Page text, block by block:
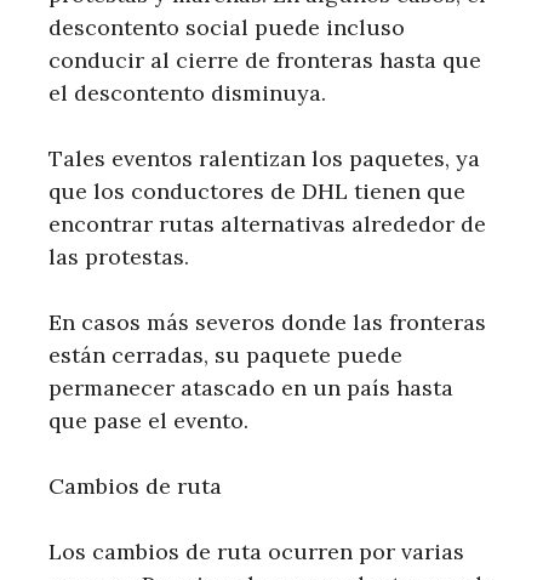
descontento social puede incluso
conducir al cierre de fronteras hasta que
el descontento disminuya.
Tales eventos ralentizan los paquetes, ya
que los conductores de DHL tienen que
encontrar rutas alternativas alrededor de
las protestas.
En casos más severos donde las fronteras
están cerradas, su paquete puede
permanecer atascado en un país hasta
que pase el evento.
Cambios de ruta
Los cambios de ruta ocurren por varias